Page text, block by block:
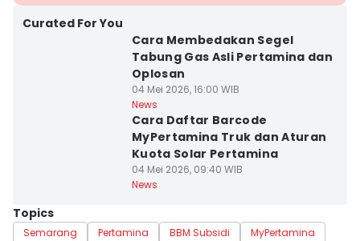
Curated For You
Cara Membedakan Segel
Tabung Gas Asli Pertamina dan
Oplosan
04 Mei 2026, 16:00 WIB
News
Cara Daftar Barcode
MyPertamina Truk dan Aturan
Kuota Solar Pertamina
04 Mei 2026, 09:40 WIB
News
Topics
Semarang Pertamina BBM Subsidi
MyPertamina